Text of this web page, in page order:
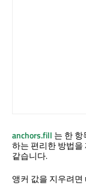
anchors.fill 는 한
하는 편리한 방법
같습니다.
앵커 값을 지우려면